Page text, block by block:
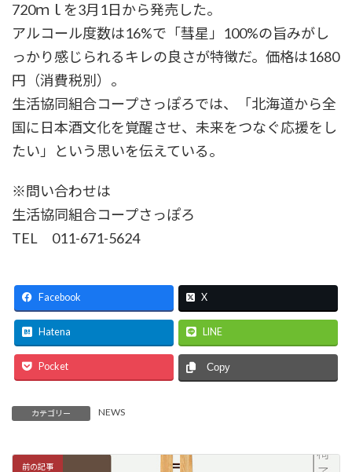
720ｍｌを3月1日から発売した。
アルコール度数は16%で「彗星」100%の旨みがし
っかり感じられるキレの良さが特徴だ。価格は1680
円（消費税別）。
生活協同組合コープさっぽろでは、「北海道から全
国に日本酒文化を覚醒させ、未来をつなぐ応援をし
たい」という思いを伝えている。
※問い合わせは
生活協同組合コープさっぽろ
TEL 011-671-5624
Facebook X
Hatena LINE
Pocket Copy
カテゴリー NEWS
前の記事